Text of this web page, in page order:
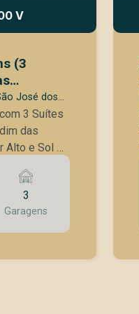
V
(3
José dos
3 Suítes
das
perfeito
localização
Azevedo
bairro
3
Garagens